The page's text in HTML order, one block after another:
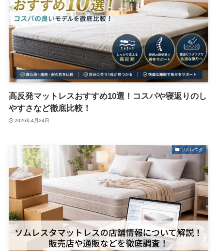
高反発マットレスおすすめ10選！コスパや寝返りのし
やすさなど徹底比較！
2026年4月24日
ソムレスタ